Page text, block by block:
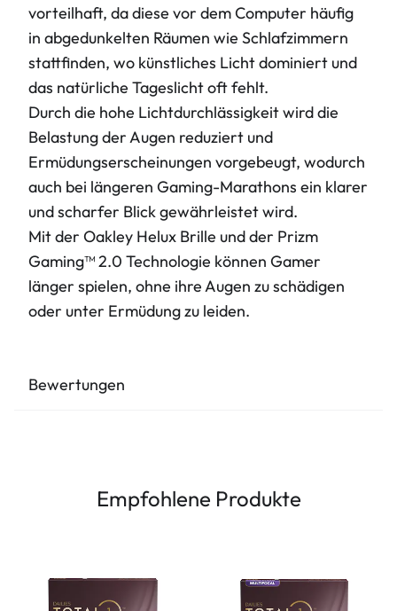
vorteilhaft, da diese vor dem Computer häufig
in abgedunkelten Räumen wie Schlafzimmern
stattfinden, wo künstliches Licht dominiert und
das natürliche Tageslicht oft fehlt.
Durch die hohe Lichtdurchlässigkeit wird die
Belastung der Augen reduziert und
Ermüdungserscheinungen vorgebeugt, wodurch
auch bei längeren Gaming-Marathons ein klarer
und scharfer Blick gewährleistet wird.
Mit der Oakley Helux Brille und der Prizm
Gaming™ 2.0 Technologie können Gamer
länger spielen, ohne ihre Augen zu schädigen
oder unter Ermüdung zu leiden.
Bewertungen
Empfohlene Produkte